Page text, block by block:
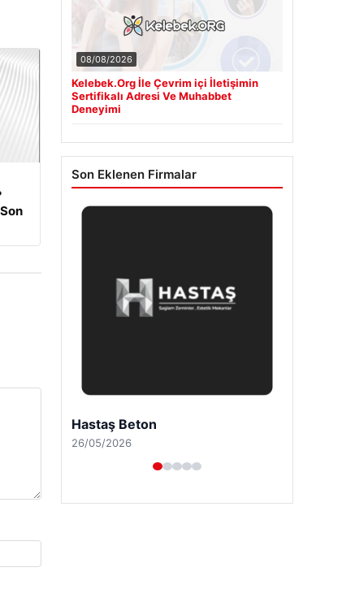
08/08/2026
Kelebek.Org İle Çevrim içi İletişimin
Sertifikalı Adresi Ve Muhabbet
Deneyimi
Son Eklenen Firmalar
Hastaş Beton
26/05/2026